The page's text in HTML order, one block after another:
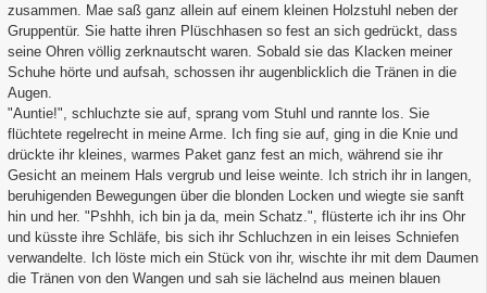
zusammen. Mae saß ganz allein auf einem kleinen Holzstuhl neben der
Gruppentür. Sie hatte ihren Plüschhasen so fest an sich gedrückt, dass
seine Ohren völlig zerknautscht waren. Sobald sie das Klacken meiner
Schuhe hörte und aufsah, schossen ihr augenblicklich die Tränen in die
Augen.
"Auntie!", schluchzte sie auf, sprang vom Stuhl und rannte los. Sie
flüchtete regelrecht in meine Arme. Ich fing sie auf, ging in die Knie und
drückte ihr kleines, warmes Paket ganz fest an mich, während sie ihr
Gesicht an meinem Hals vergrub und leise weinte. Ich strich ihr in langen,
beruhigenden Bewegungen über die blonden Locken und wiegte sie sanft
hin und her. "Pshhh, ich bin ja da, mein Schatz.", flüsterte ich ihr ins Ohr
und küsste ihre Schläfe, bis sich ihr Schluchzen in ein leises Schniefen
verwandelte. Ich löste mich ein Stück von ihr, wischte ihr mit dem Daumen
die Tränen von den Wangen und sah sie lächelnd aus meinen blauen